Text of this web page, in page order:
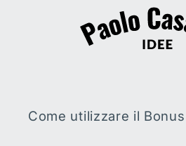
Come utilizzare il